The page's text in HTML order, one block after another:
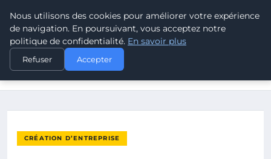
POUVOIR OUVRIER
ACCUEIL
POURQUOI MISER SUR UNE SUPPLY CHAIN VERTE EN 2025
CRÉATION D’ENTREPRISE
Nous utilisons des cookies pour améliorer votre expérience
de navigation. En poursuivant, vous acceptez notre
politique de confidentialité. En savoir plus
Refuser Accepter